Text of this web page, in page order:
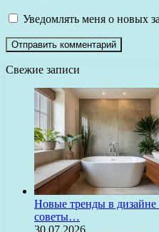
Уведомлять меня о новых
Свежие записи
Новые тренды в
советы…
30.07.2026